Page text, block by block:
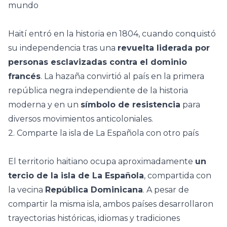
mundo
Haití entró en la historia en 1804, cuando conquistó
su independencia tras una revuelta liderada por
personas esclavizadas contra el dominio
francés. La hazaña convirtió al país en la primera
república negra independiente de la historia
moderna y en un símbolo de resistencia para
diversos movimientos anticoloniales.
2. Comparte la isla de La Española con otro país
El territorio haitiano ocupa aproximadamente un
tercio de la isla de La Española, compartida con
la vecina República Dominicana. A pesar de
compartir la misma isla, ambos países desarrollaron
trayectorias históricas, idiomas y tradiciones